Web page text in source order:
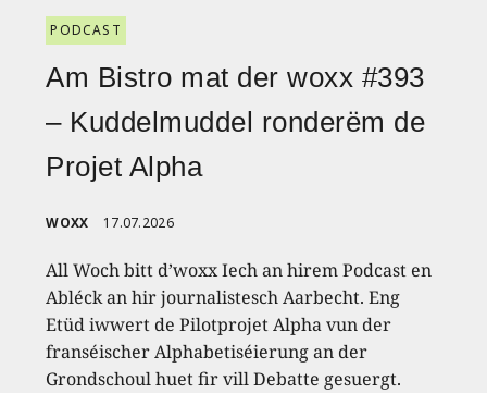
PODCAST
Am Bistro mat der woxx #393
– Kuddelmuddel ronderëm de
Projet Alpha
WOXX 17.07.2026
All Woch bitt d’woxx Iech an hirem Podcast en
Abléck an hir journalistesch Aarbecht. Eng
Etüd iwwert de Pilotprojet Alpha vun der
franséischer Alphabetiséierung an der
Grondschoul huet fir vill Debatte gesuergt.